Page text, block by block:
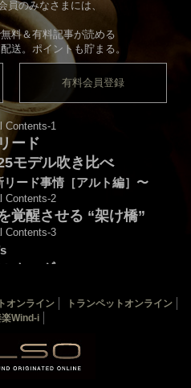
員のみなさまには、
料＆有料記事が読める
送。ポイントも貯まる。
有料会員登録
Contents-1
ード
モデル吹き比べ
リード事情［アルト編］〜
Contents-2
覚醒させる “架け橋”
Contents-3
オーヴァー・
動：演奏＆解説by後藤天太
渡辺貞夫
バックナンバー
オンライン
トランペットオンライン
楽Wind-i